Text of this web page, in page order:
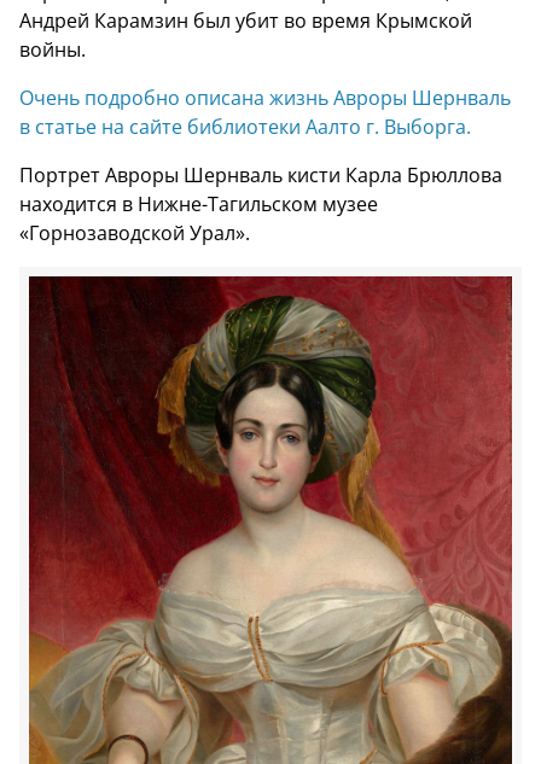
Андрей Карамзин был убит во время Крымской
войны.
Очень подробно описана жизнь Авроры Шернваль
в статье на сайте библиотеки Аалто г. Выборга.
Портрет Авроры Шернваль кисти Карла Брюллова
находится в Нижне-Тагильском музее
«Горнозаводской Урал».